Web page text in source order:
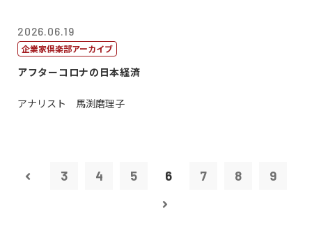
2026.06.19
企業家倶楽部アーカイブ
アフターコロナの日本経済
アナリスト 馬渕磨理子
3 4 5 6 7 8 9